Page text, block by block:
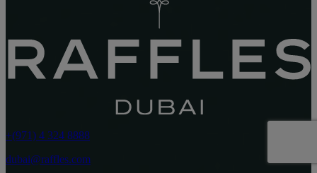
+(971) 4 324 8888
dubai@raffles.com